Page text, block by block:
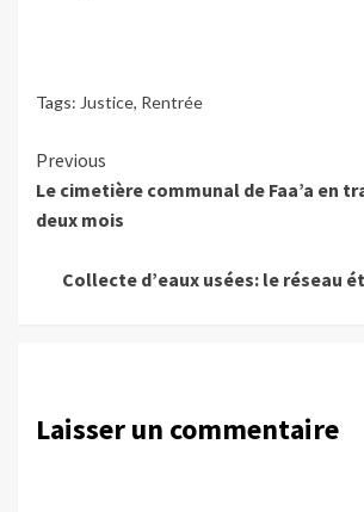
Tags: Justice, Rentrée
Continue
Reading
Previous
Le cimetière communal de Faa’a en
deux mois
Collecte d’eaux usées: le réseau
Laisser un commentaire